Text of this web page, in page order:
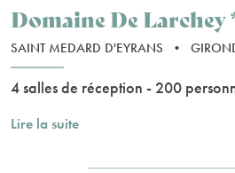
Domaine De Larchey
SAINT MEDARD D'EYRANS •
4 salles de réception - 200
Lire la suite